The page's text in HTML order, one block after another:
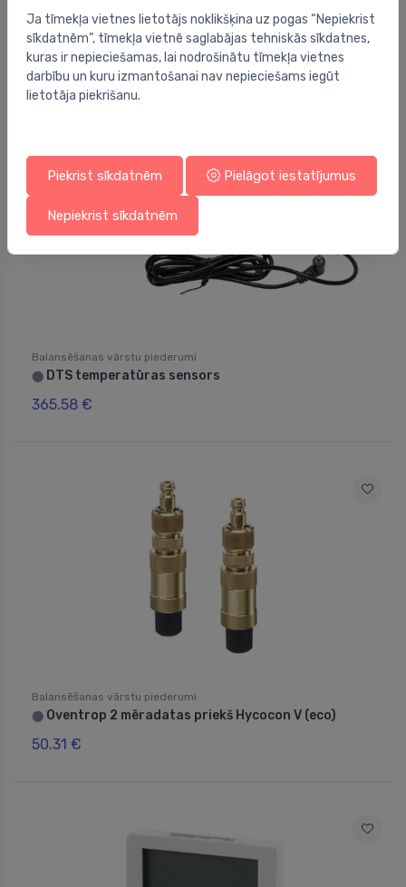
Balansēšanas vārstu piederumi
⬤TA LINK (0-10V) spiediena sensors PN25 0-100 kPa
1,226.81 €
Balansēšanas vārstu piederumi
⬤ DTS temperatūras sensors
365.58 €
Balansēšanas vārstu piederumi
⬤ Oventrop 2 mēradatas priekš Hycocon V (eco)
50.31 €
Ja tīmekļa vietnes lietotājs noklikšķina uz pogas “Nepiekrist
sīkdatnēm”, tīmekļa vietnē saglabājas tehniskās sīkdatnes,
kuras ir nepieciešamas, lai nodrošinātu tīmekļa vietnes
darbību un kuru izmantošanai nav nepieciešams iegūt
lietotāja piekrišanu.
Piekrist sīkdatnēm Pielāgot iestatījumus
Nepiekrist sīkdatnēm